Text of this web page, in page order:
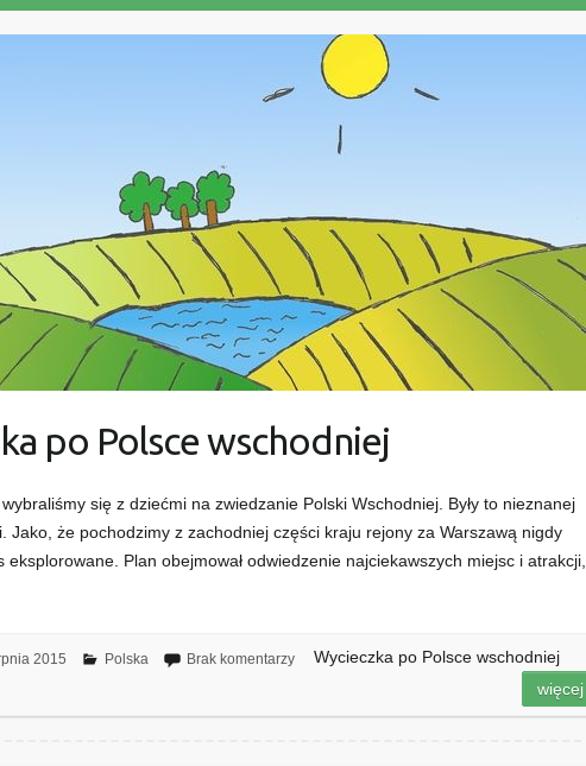
po Polsce wschodniej
się z dziećmi na zwiedzanie Polski Wschodniej. Były to nieznanej
Jako, że pochodzimy z zachodniej części kraju rejony za Warszawą nigdy
eksplorowane. Plan obejmował odwiedzenie najciekawszych miejsc i atrakcji,
2015 Polska Brak komentarzy
Wycieczka po Polsce wschodniej
więcej